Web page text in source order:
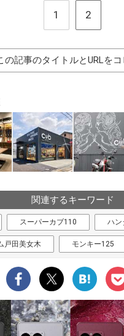
1 2
の記事のタイトルとURLを
関連するキーワード
スーパーカブ110 ハン
戸田美女木 モンキー125